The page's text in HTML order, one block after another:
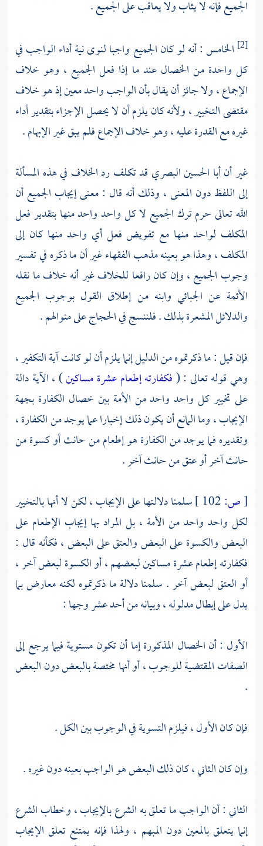
الجميع فإنه لا يثاب ولا يعاقب على الجميع .
[2]
الخامس : أنه لو كان الجميع واجبا لنوى نية أداء الواجب في
كل واحدة من الخصال عند ما إذا فعل الجميع ، وهو خلاف
الإجماع ، ولا جائز أن يقال بأن الواجب واحد معين إذ هو خلاف
مقتضى التخيير ، ولأنه كان يلزم أن لا يحصل الإجزاء بتقدير أداء
غيره مع القدرة عليه ، وهو خلاف الإجماع فلم يبق غير الإبهام .
غير أنأبا الحسين البصري قد تكلف رد الخلاف في هذه المسألة
إلى اللفظ دون المعنى ، وذلك أنه قال : معنى إيجاب الجميع أن
الله تعالى حرم ترك الجميع لا كل واحد واحد منها بتقدير فعل
المكلف لواحد منها مع تفويض فعل أي واحد منها كان إلى
المكلف ، وهذا هو بعينه مذهب الفقهاء غير أن ما ذكره في تفسير
وجوب الجميع ، وإن كان رافعا للخلاف غير أنه خلاف ما نقله
الأئمة عن الجبائي وابنه من إطلاق القول بوجوب الجميع
والدلائل المشعرة بذلك . فلننسج في الحجاج على منوالهم .
فإن قيل : ما ذكرتموه من الدليل إنما يلزم أن لو كانت آية التكفير ،
وهي قوله تعالى : (فكفارته إطعام عشرة مساكين) ، الآية دالة
على تخيير كل واحد واحد من الأمة بين خصال الكفارة بجهة
الإيجاب ، وما المانع أن يكون ذلك إخبارا عما يوجد من الكفارة ،
وتقديره فما يوجد من الكفارة هو إطعام من حانث أو كسوة من
حانث آخر أو عتق من حانث آخر .
[ص:
سلمنا دلالتها على الإيجاب ، لكن لا أنها بالتخيير
لكل واحد واحد من الأمة ، بل المراد بها إيجاب الإطعام على
البعض والكسوة على البعض والعتق على البعض ، فكأنه قال :
فكفارته إطعام عشرة مساكين لبعضهم ، أو الكسوة لبعض آخر ،
أو العتق لبعض آخر . سلمنا دلالة ما ذكرتموه لكنه معارض بما
يدل على إبطال مدلوله ، وبيانه من أحد عشر وجها :
الأول : أن الخصال المذكورة إما أن تكون مستوية فيما يرجع إلى
الصفات المقتضية للوجوب ، أو أنها مختصة بالبعض دون البعض
.
فإن كان الأول ، فيلزم التسوية في الوجوب بين الكل .
وإن كان الثاني ، كان ذلك البعض هو الواجب بعينه دون غيره .
الثاني : أن الواجب ما تعلق به الشرع بالإيجاب ، وخطاب الشرع
إنما يتعلق بالمعين دون المبهم ، ولهذا فإنه يمتنع تعلق الإيجاب